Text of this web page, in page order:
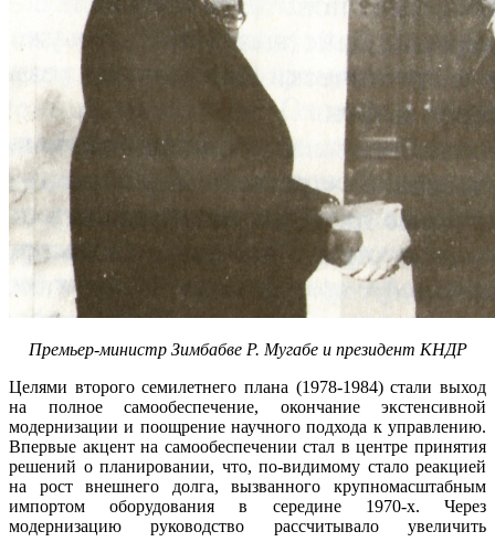
Премьер-министр Зимбабве Р. Мугабе и президент КНДР
Целями второго семилетнего плана (1978-1984) стали выход
на полное самообеспечение, окончание экстенсивной
модернизации и поощрение научного подхода к управлению.
Впервые акцент на самообеспечении стал в центре принятия
решений о планировании, что, по-видимому стало реакцией
на рост внешнего долга, вызванного крупномасштабным
импортом оборудования в середине 1970-х. Через
модернизацию руководство рассчитывало увеличить